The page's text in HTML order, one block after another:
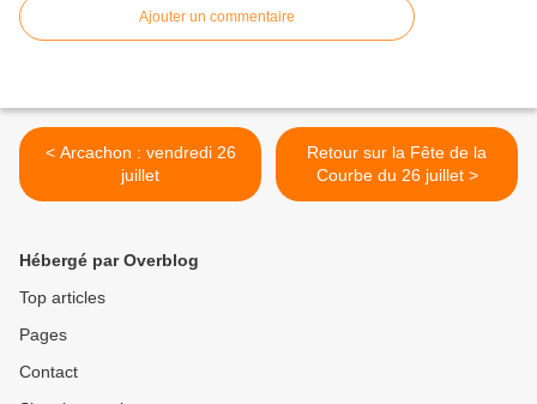
Ajouter un commentaire
< Arcachon : vendredi 26
juillet
Retour sur la Fête de la
Courbe du 26 juillet >
Hébergé par Overblog
Top articles
Pages
Contact